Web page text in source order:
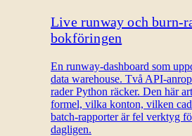
Live runway och burn-
bokföringen
En runway-dashboard som
data warehouse. Två API-
rader Python räcker. Den här
formel, vilka konton, vilken
batch-rapporter är fel verktyg
dagligen.